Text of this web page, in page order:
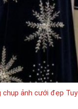
ảnh cưới đẹp